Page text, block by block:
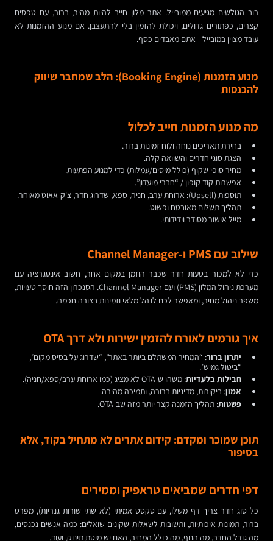
רוב הגולשים מגיעים ממובייל. אתר מלון חייב להיות מהיר, ברור, עם טפסים
קצרים, כפתורים גדולים, ויכולת להזמין בלי להתעצבן. אם מנוע ההזמנות לא
עובד מצוין במובייל—אתם מאבדים כסף.
מנוע הזמנות (Booking Engine): הלב שמחבר שיווק
להכנסות
מה מנוע הזמנות חייב לכלול
בחירת תאריכים נוחה ולוח זמינות ברור.
הצגת סוגי חדרים והשוואה קלה.
מחיר סופי שקוף (כולל מיסים/עמלות) כדי למנוע הפתעות.
אפשרות קוד קופון / “חברי מועדון”.
תוספות (Upsell): ארוחת ערב, חניה, ספא, שדרוג חדר, צ'ק-אאוט מאוחר.
תהליך תשלום מאובטח ופשוט.
מייל אישור מסודר וידידותי.
שילוב עם PMS ו-Channel Manager
כדי לא למכור בטעות חדר שכבר הוזמן במקום אחר, חשוב אינטגרציה עם
מערכת ניהול המלון (PMS) ועם Channel Manager. הסנכרון הזה חוסך טעויות,
משפר ניהול מחיר, ומאפשר לכם לנהל מלאי וזמינות בצורה חכמה.
איך גורמים לאורח להזמין ישירות ולא דרך OTA
יתרון ברור: “המחיר המשתלם ביותר באתר”, “שדרוג על בסיס מקום”,
“ביטול גמיש”.
חבילות בלעדיות: משהו ש-OTA לא מציג (כמו ארוחת ערב/ספא/חניה).
אמון: ביקורות, מדיניות ברורה, ותמיכה מהירה.
פשטות: תהליך הזמנה קצר יותר מזה שב-OTA.
תוכן שמוכר ומקדם: קידום אתרים לא מתחיל בקוד, אלא
בסיפור
דפי חדרים שמביאים טראפיק וממירים
כל סוג חדר צריך דף משלו, עם טקסט אמיתי (לא שתי שורות גנריות), מפרט
ברור, תמונות איכותיות, ותשובות לשאלות שקונים שואלים: כמה אנשים נכנסים,
מה גודל החדר, מה הנוף, מה כולל המחיר, האם יש מיטת תינוק, ועוד.